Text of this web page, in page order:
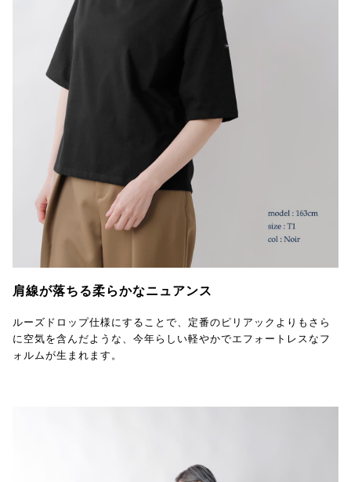
肩線が落ちる柔らかなニュアンス
ルーズドロップ仕様にすることで、定番のピリアックよりもさら
に空気を含んだような、今年らしい軽やかでエフォートレスなフ
ォルムが生まれます。